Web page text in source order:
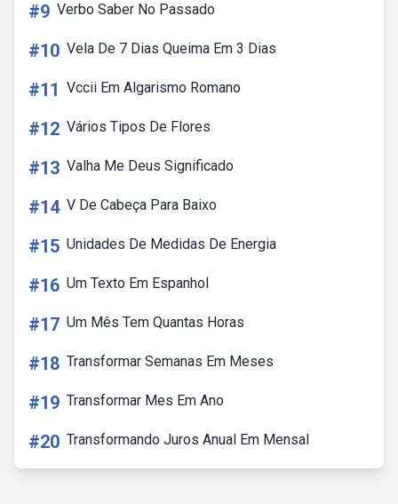
#9 Verbo Saber No Passado
#10 Vela De 7 Dias Queima Em 3 Dias
#11 Vccii Em Algarismo Romano
#12 Vários Tipos De Flores
#13 Valha Me Deus Significado
#14 V De Cabeça Para Baixo
#15 Unidades De Medidas De Energia
#16 Um Texto Em Espanhol
#17 Um Mês Tem Quantas Horas
#18 Transformar Semanas Em Meses
#19 Transformar Mes Em Ano
#20 Transformando Juros Anual Em Mensal